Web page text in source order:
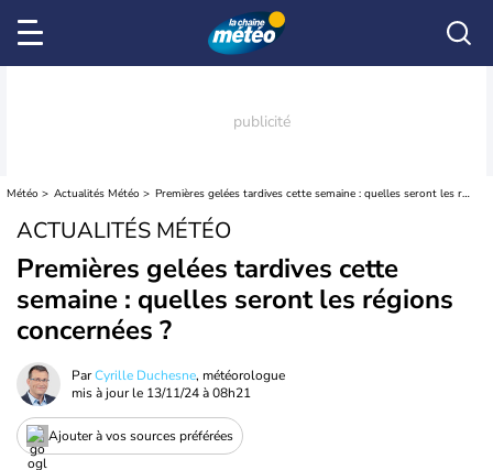
Météo Actualités Météo Premières gelées tardives cette semaine : quelles seront les régions concernées ?
ACTUALITÉS MÉTÉO
Premières gelées tardives cette
semaine : quelles seront les régions
concernées ?
ParCyrille Duchesne, météorologue
mis à jour le 13/11/24 à 08h21
Ajouter à vos sources préférées